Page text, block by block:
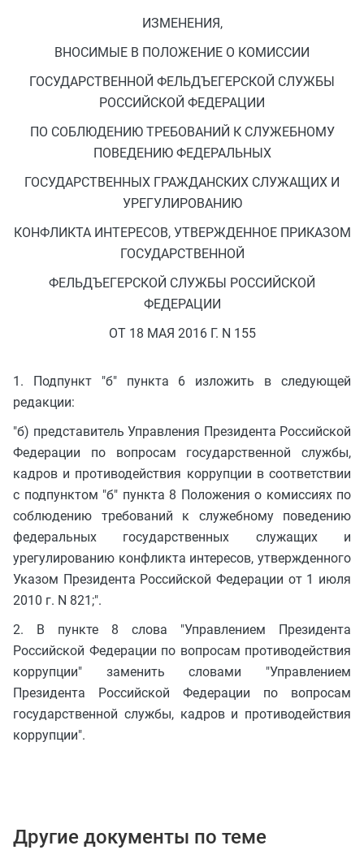
ИЗМЕНЕНИЯ,
ВНОСИМЫЕ В ПОЛОЖЕНИЕ О КОМИССИИ
ГОСУДАРСТВЕННОЙ ФЕЛЬДЪЕГЕРСКОЙ СЛУЖБЫ
РОССИЙСКОЙ ФЕДЕРАЦИИ
ПО СОБЛЮДЕНИЮ ТРЕБОВАНИЙ К СЛУЖЕБНОМУ
ПОВЕДЕНИЮ ФЕДЕРАЛЬНЫХ
ГОСУДАРСТВЕННЫХ ГРАЖДАНСКИХ СЛУЖАЩИХ И
УРЕГУЛИРОВАНИЮ
КОНФЛИКТА ИНТЕРЕСОВ, УТВЕРЖДЕННОЕ ПРИКАЗОМ
ГОСУДАРСТВЕННОЙ
ФЕЛЬДЪЕГЕРСКОЙ СЛУЖБЫ РОССИЙСКОЙ
ФЕДЕРАЦИИ
ОТ 18 МАЯ 2016 Г. N 155
1. Подпункт "б" пункта 6 изложить в следующей
редакции:
"б) представитель Управления Президента Российской
Федерации по вопросам государственной службы,
кадров и противодействия коррупции в соответствии
с подпунктом "б" пункта 8 Положения о комиссиях по
соблюдению требований к служебному поведению
федеральных государственных служащих и
урегулированию конфликта интересов, утвержденного
Указом Президента Российской Федерации от 1 июля
2010 г. N 821;".
2. В пункте 8 слова "Управлением Президента
Российской Федерации по вопросам противодействия
коррупции" заменить словами "Управлением
Президента Российской Федерации по вопросам
государственной службы, кадров и противодействия
коррупции".
Другие документы по теме